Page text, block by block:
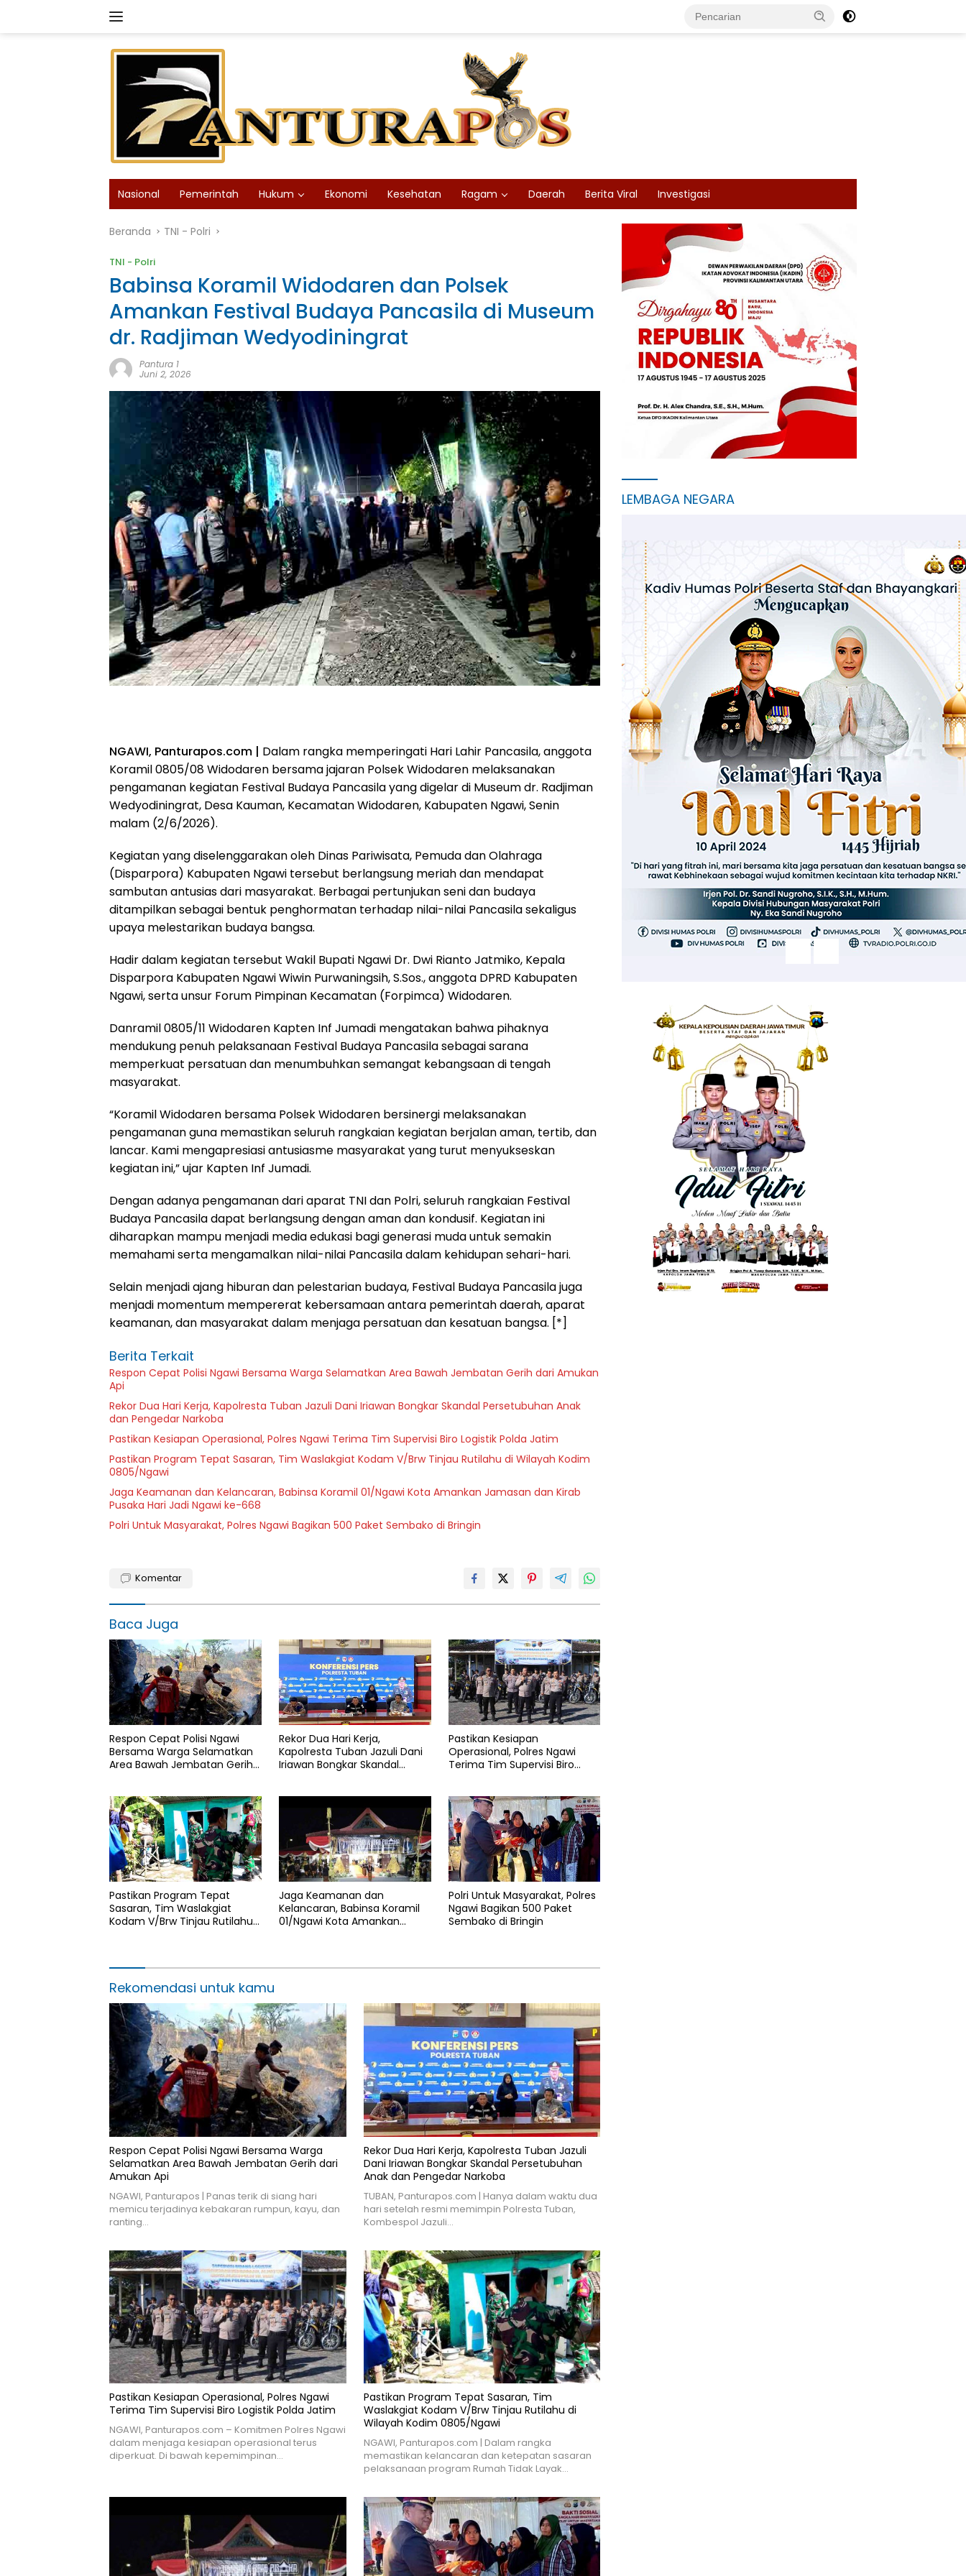
Nasional Pemerintah Hukum Ekonomi Kesehatan Ragam Daerah Berita Viral Investigasi
Beranda TNI - Polri
TNI - Polri
Babinsa Koramil Widodaren dan Polsek
Amankan Festival Budaya Pancasila di Museum
dr. Radjiman Wedyodiningrat
Pantura 1
Juni 2, 2026
NGAWI, Panturapos.com | Dalam rangka memperingati Hari Lahir Pancasila, anggota
Koramil 0805/08 Widodaren bersama jajaran Polsek Widodaren melaksanakan
pengamanan kegiatan Festival Budaya Pancasila yang digelar di Museum dr. Radjiman
Wedyodiningrat, Desa Kauman, Kecamatan Widodaren, Kabupaten Ngawi, Senin
malam (2/6/2026).
Kegiatan yang diselenggarakan oleh Dinas Pariwisata, Pemuda dan Olahraga
(Disparpora) Kabupaten Ngawi tersebut berlangsung meriah dan mendapat
sambutan antusias dari masyarakat. Berbagai pertunjukan seni dan budaya
ditampilkan sebagai bentuk penghormatan terhadap nilai-nilai Pancasila sekaligus
upaya melestarikan budaya bangsa.
Hadir dalam kegiatan tersebut Wakil Bupati Ngawi Dr. Dwi Rianto Jatmiko, Kepala
Disparpora Kabupaten Ngawi Wiwin Purwaningsih, S.Sos., anggota DPRD Kabupaten
Ngawi, serta unsur Forum Pimpinan Kecamatan (Forpimca) Widodaren.
Danramil 0805/11 Widodaren Kapten Inf Jumadi mengatakan bahwa pihaknya
mendukung penuh pelaksanaan Festival Budaya Pancasila sebagai sarana
memperkuat persatuan dan menumbuhkan semangat kebangsaan di tengah
masyarakat.
“Koramil Widodaren bersama Polsek Widodaren bersinergi melaksanakan
pengamanan guna memastikan seluruh rangkaian kegiatan berjalan aman, tertib, dan
lancar. Kami mengapresiasi antusiasme masyarakat yang turut menyukseskan
kegiatan ini,” ujar Kapten Inf Jumadi.
Dengan adanya pengamanan dari aparat TNI dan Polri, seluruh rangkaian Festival
Budaya Pancasila dapat berlangsung dengan aman dan kondusif. Kegiatan ini
diharapkan mampu menjadi media edukasi bagi generasi muda untuk semakin
memahami serta mengamalkan nilai-nilai Pancasila dalam kehidupan sehari-hari.
Selain menjadi ajang hiburan dan pelestarian budaya, Festival Budaya Pancasila juga
menjadi momentum mempererat kebersamaan antara pemerintah daerah, aparat
keamanan, dan masyarakat dalam menjaga persatuan dan kesatuan bangsa. [*]
Berita Terkait
Respon Cepat Polisi Ngawi Bersama Warga Selamatkan Area Bawah Jembatan Gerih dari Amukan
Api
Rekor Dua Hari Kerja, Kapolresta Tuban Jazuli Dani Iriawan Bongkar Skandal Persetubuhan Anak
dan Pengedar Narkoba
Pastikan Kesiapan Operasional, Polres Ngawi Terima Tim Supervisi Biro Logistik Polda Jatim
Pastikan Program Tepat Sasaran, Tim Waslakgiat Kodam V/Brw Tinjau Rutilahu di Wilayah Kodim
0805/Ngawi
Jaga Keamanan dan Kelancaran, Babinsa Koramil 01/Ngawi Kota Amankan Jamasan dan Kirab
Pusaka Hari Jadi Ngawi ke-668
Polri Untuk Masyarakat, Polres Ngawi Bagikan 500 Paket Sembako di Bringin
Komentar
Baca Juga
Respon Cepat Polisi Ngawi
Bersama Warga Selamatkan
Area Bawah Jembatan Gerih
Rekor Dua Hari Kerja,
Kapolresta Tuban Jazuli Dani
Iriawan Bongkar Skandal
Pastikan Kesiapan
Operasional, Polres Ngawi
Terima Tim Supervisi Biro
Pastikan Program Tepat
Sasaran, Tim Waslakgiat
Kodam V/Brw Tinjau Rutilahu
Jaga Keamanan dan
Kelancaran, Babinsa Koramil
01/Ngawi Kota Amankan
Polri Untuk Masyarakat, Polres
Ngawi Bagikan 500 Paket
Sembako di Bringin
Rekomendasi untuk kamu
Respon Cepat Polisi Ngawi Bersama Warga
Selamatkan Area Bawah Jembatan Gerih dari
Amukan Api
NGAWI, Panturapos | Panas terik di siang hari
memicu terjadinya kebakaran rumpun, kayu, dan
ranting…
Rekor Dua Hari Kerja, Kapolresta Tuban Jazuli
Dani Iriawan Bongkar Skandal Persetubuhan
Anak dan Pengedar Narkoba
TUBAN, Panturapos.com | Hanya dalam waktu dua
hari setelah resmi memimpin Polresta Tuban,
Kombespol Jazuli…
Pastikan Kesiapan Operasional, Polres Ngawi
Terima Tim Supervisi Biro Logistik Polda Jatim
NGAWI, Panturapos.com – Komitmen Polres Ngawi
dalam menjaga kesiapan operasional terus
diperkuat. Di bawah kepemimpinan…
Pastikan Program Tepat Sasaran, Tim
Waslakgiat Kodam V/Brw Tinjau Rutilahu di
Wilayah Kodim 0805/Ngawi
NGAWI, Panturapos.com | Dalam rangka
memastikan kelancaran dan ketepatan sasaran
pelaksanaan program Rumah Tidak Layak…
LEMBAGA NEGARA